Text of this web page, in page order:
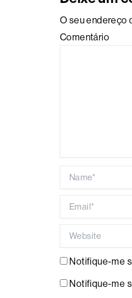
O seu endereço
Comentário
Notifique-me
Notifique-me